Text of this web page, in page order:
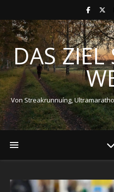
DAS ZIEL
Von Streakrunnuíng,